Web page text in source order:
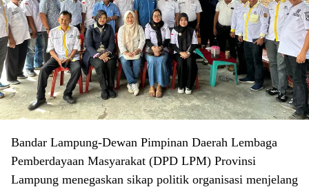
​Bandar Lampung-Dewan Pimpinan Daerah Lembaga
Pemberdayaan Masyarakat (DPD LPM) Provinsi
Lampung menegaskan sikap politik organisasi menjelang